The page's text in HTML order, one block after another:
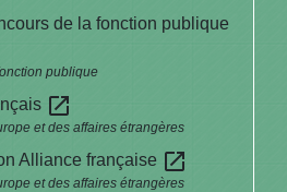
de la fonction publique
publique
open_in_new
et des affaires étrangères
Alliance française open_in_new
et des affaires étrangères